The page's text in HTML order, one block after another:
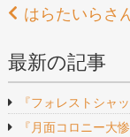
稿
ナ
ビ
ゲ
はらたいらさ
最新の記事
『フォレストシャ
『月面コロニー大